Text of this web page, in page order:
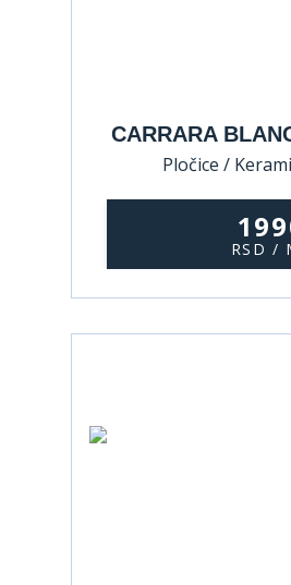
CARRARA
Pločice /
RSD /